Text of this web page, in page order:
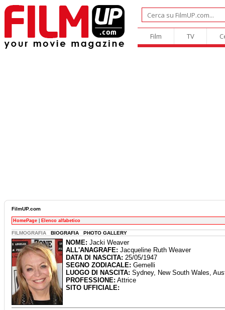
Film TV
FilmUP.com
HomePage Elenco alfabetico
FILMOGRAFIA BIOGRAFIA PHOTO GALLERY
NOME: Jacki Weaver
ALL'ANAGRAFE: Jacqueline Ruth Weaver
DATA DI NASCITA: 25/05/1947
SEGNO ZODIACALE: Gemelli
LUOGO DI NASCITA: Sydney, New South Wales,
PROFESSIONE: Attrice
SITO UFFICIALE: